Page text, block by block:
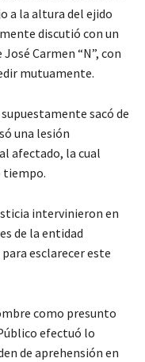
a la altura del ejido
discutió con un
Carmen “N”, con
mutuamente.
sacó de
una lesión
afectado, la cual
tiempo.
intervinieron en
de la entidad
esclarecer este
como presunto
efectuó lo
de aprehensión en